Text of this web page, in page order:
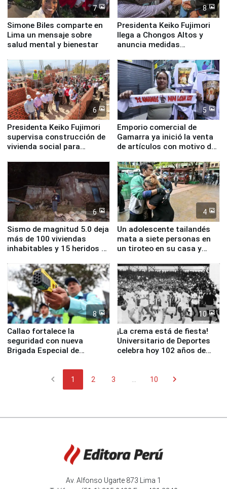
7
Simone Biles comparte en
Lima un mensaje sobre
salud mental y bienestar
8
Presidenta Keiko Fujimori
llega a Chongos Altos y
anuncia medidas
educación, salud y empleo
6
Presidenta Keiko Fujimori
supervisa construcción de
vivienda social para
5
Emporio comercial de
Gamarra ya inició la venta
de artículos con motivo de
6
Sismo de magnitud 5.0 deja
más de 100 viviendas
inhabitables y 15 heridos en
4
Un adolescente tailandés
mata a siete personas en
un tiroteo en su casa y
8
Callao fortalece la
seguridad con nueva
Brigada Especial de
equipamiento para
10
¡La crema está de fiesta!
Universitario de Deportes
celebra hoy 102 años de
chevron_left 1 2 3 10 chevron_right
Av. Alfonso Ugarte 873 Lima 1